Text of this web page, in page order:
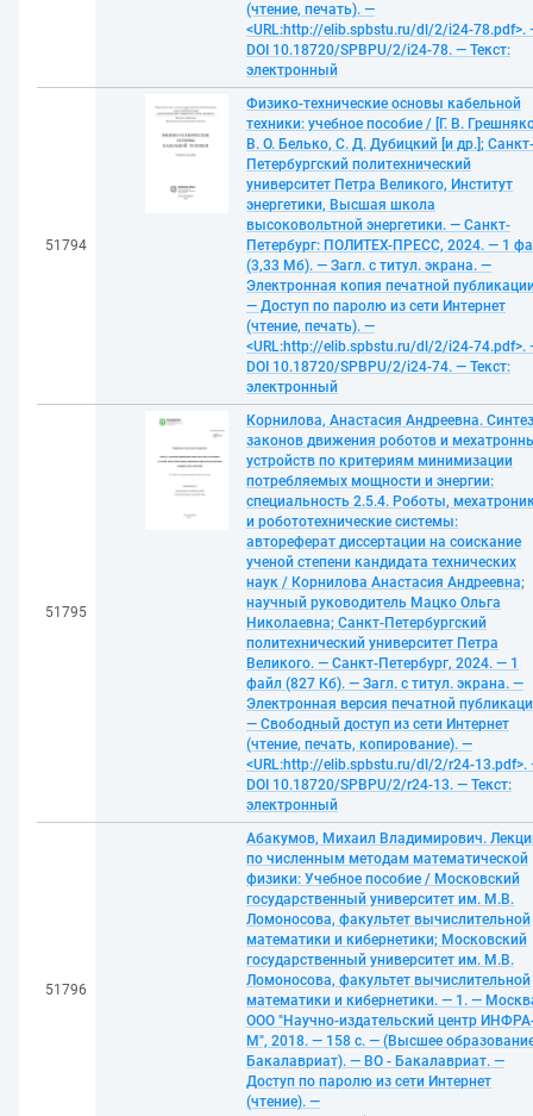
(чтение, печать). —
<URL:http://elib.spbstu.ru/dl/2/i24-78.pdf>.
DOI 10.18720/SPBPU/2/i24-78. — Текст:
электронный
51794
Физико-технические основы кабельной
техники: учебное пособие / [Г. В.
В. О. Белько, С. Д. Дубицкий [и др.]; Санкт-
Петербургский политехнический
университет Петра Великого, Институт
энергетики, Высшая школа
высоковольтной энергетики. — Санкт-
Петербург: ПОЛИТЕХ-ПРЕСС, 2024. — 1
(3,33 Мб). — Загл. с титул. экрана. —
Электронная копия печатной
— Доступ по паролю из сети Интернет
(чтение, печать). —
<URL:http://elib.spbstu.ru/dl/2/i24-74.pdf>.
DOI 10.18720/SPBPU/2/i24-74. — Текст:
электронный
51795
Корнилова, Анастасия Андреевна. Синтез
законов движения роботов и
устройств по критериям минимизации
потребляемых мощности и энергии:
специальность 2.5.4. Роботы,
и робототехнические системы:
автореферат диссертации на соискание
ученой степени кандидата технических
наук / Корнилова Анастасия Андреевна;
научный руководитель Мацко Ольга
Николаевна; Санкт-Петербургский
политехнический университет Петра
Великого. — Санкт-Петербург, 2024. — 1
файл (827 Кб). — Загл. с титул. экрана. —
Электронная версия печатной
— Свободный доступ из сети Интернет
(чтение, печать, копирование). —
<URL:http://elib.spbstu.ru/dl/2/r24-13.pdf>.
DOI 10.18720/SPBPU/2/r24-13. — Текст:
электронный
51796
Абакумов, Михаил Владимирович.
по численным методам математической
физики: Учебное пособие / Московский
государственный университет им. М.В.
Ломоносова, факультет вычислительной
математики и кибернетики; Московский
государственный университет им. М.В.
Ломоносова, факультет вычислительной
математики и кибернетики. — 1. —
ООО "Научно-издательский центр
М", 2018. — 158 с. — (Высшее
Бакалавриат). — ВО - Бакалавриат. —
Доступ по паролю из сети Интернет
(чтение). —